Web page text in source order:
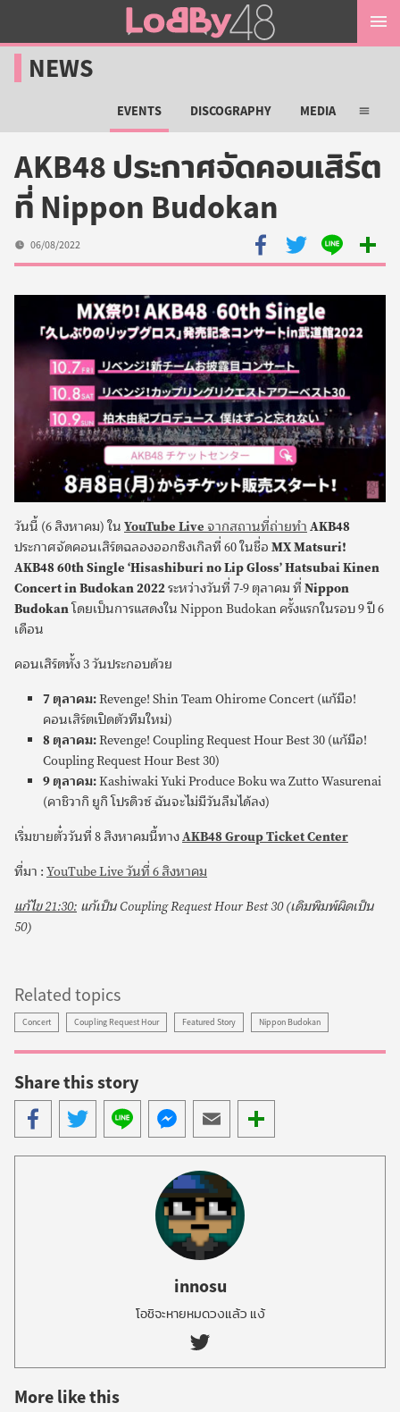
NEWS
DISCOGRAPHY
EVENTS MEDIA
GRADUATION MEMBERS NEWS
GRADUATED MEMBERS
SNS NEWS GOSSIP
menu
AKB48 ประกาศจัดคอนเสิร์ต
ที่ Nippon Budokan
06/08/2022
Share
Facebook
Share
Twitter
Share
LINE
More
menu
วันนี้ (6 สิงหาคม) ใน YouTube Live จากสถานที่ถ่ายทำ AKB48
ประกาศจัดคอนเสิร์ตฉลองออกซิงเกิลที่ 60 ในชื่อ MX Matsuri!
AKB48 60th Single ‘Hisashiburi no Lip Gloss’ Hatsubai Kinen
Concert in Budokan 2022ระหว่างวันที่ 7-9 ตุลาคม ที่ Nippon
Budokanโดยเป็นการแสดงใน Nippon Budokan ครั้งแรกในรอบ 9 ปี 6
เดือน
คอนเสิร์ตทั้ง 3 วันประกอบด้วย
7 ตุลาคม:Revenge! Shin Team Ohirome Concert (แก้มือ!
คอนเสิร์ตเปิดตัวทีมใหม่)
8 ตุลาคม:Revenge! Coupling Request Hour Best 30 (แก้มือ!
Coupling Request Hour Best 30)
9 ตุลาคม:Kashiwaki Yuki Produce Boku wa Zutto Wasurenai
(คาชิวากิ ยูกิ โปรดิวซ์ ฉันจะไม่มีวันลืมได้ลง)
เริ่มขายตั๋ววันที่ 8 สิงหาคมนี้ทางAKB48 Group Ticket Center
ที่มา : YouTube Live วันที่ 6 สิงหาคม
แก้ไข 21:30: แก้เป็น Coupling Request Hour Best 30 (เดิมพิมพ์ผิดเป็น
50)
Related topics
Concert Coupling Request Hour Featured Story Nippon Budokan
Share this story
Share
with
Share
with
Share
with
Share
with
Facebook
Messenger
Share
with
Email
More
share
innosu
โอชิจะหายหมดวงแล้ว แง้
More like this